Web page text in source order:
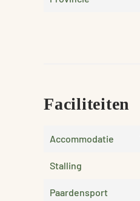
Faciliteiten
Accommodatie
Stalling
Paardensport